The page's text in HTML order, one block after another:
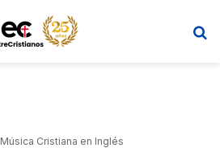
Música Cristiana en Inglés